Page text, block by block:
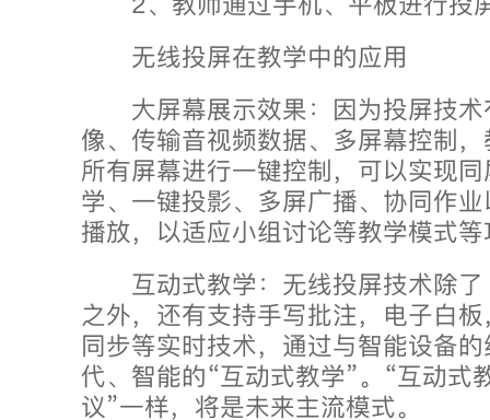
无线投屏在教学中的应用
大屏幕展示效果：因为投屏技术
像、传输音视频数据、多屏幕控制
所有屏幕进行一键控制，可以实现
学、一键投影、多屏广播、协同作
播放，以适应小组讨论等教学模式
互动式教学：无线投屏技术除了
之外，还有支持手写批注，电子白
同步等实时技术，通过与智能设备
代、智能的“互动式教学”。“互动式
议”一样，将是未来主流模式。